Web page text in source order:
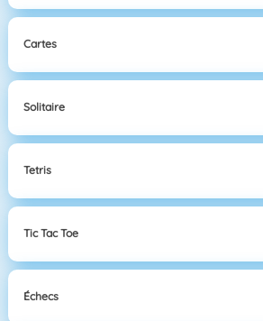
Cartes
Solitaire
Tetris
Tic Tac Toe
Échecs